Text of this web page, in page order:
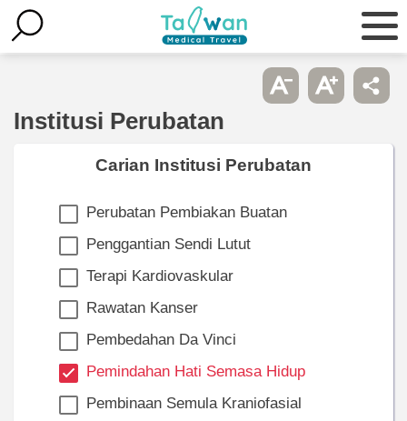
Institusi Perubatan
Carian Institusi Perubatan
Perubatan Pembiakan Buatan
Penggantian Sendi Lutut
Terapi Kardiovaskular
Rawatan Kanser
Pembedahan Da Vinci
Pemindahan Hati Semasa Hidup
Pembinaan Semula Kraniofasial